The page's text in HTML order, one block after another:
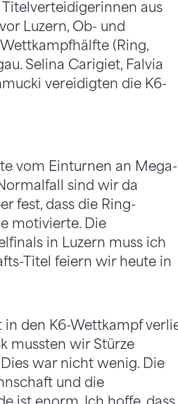
aus
Luzern, Ob- und
(Ring,
Selina Carigiet, Falvia
vereidigten die K6-
vom Einturnen an Mega-
sind wir da
fest, dass die Ring-
motivierte. Die
in Luzern muss ich
Titel feiern wir heute in
in den K6-Wettkampf
mussten wir Stürze
war nicht wenig. Die
und die